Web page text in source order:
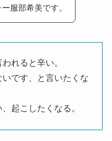
服部希美です。
れると辛い。
です、と言いたくな
起こしたくなる。